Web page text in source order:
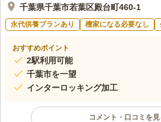
千葉県千葉市若葉区殿台町460-1
永代供養プランあり 檀家になる必要なし
おすすめポイント
2駅利用可能
千葉市を一望
インターロッキング加工
コメント・口コミを見